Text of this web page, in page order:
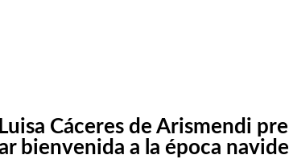
Cáceres de Arismendi
bienvenida a la época